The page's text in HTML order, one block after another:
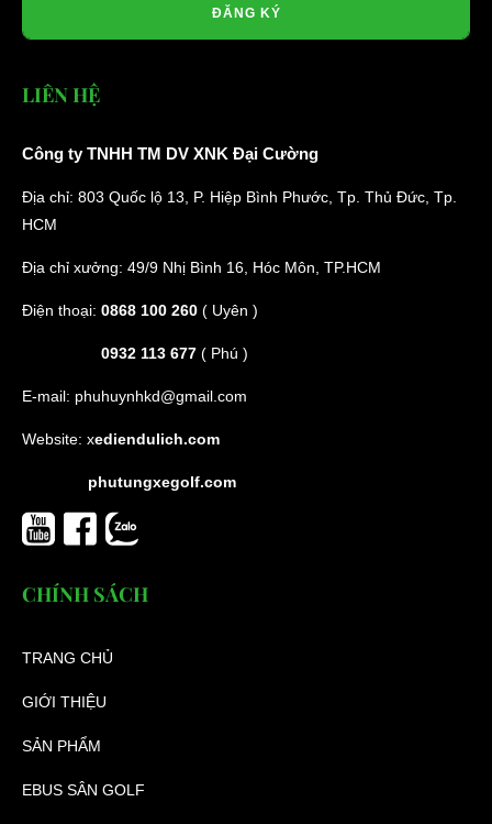
ĐĂNG KÝ
LIÊN HỆ
Công ty TNHH TM DV XNK Đại Cường
Địa chỉ: 803 Quốc lộ 13, P. Hiệp Bình Phước, Tp. Thủ Đức, Tp.
HCM
Địa chỉ xưởng: 49/9 Nhị Bình 16, Hóc Môn, TP.HCM
Điện thoại: 0868 100 260 ( Uyên )
0932 113 677 ( Phú )
E-mail: phuhuynhkd@gmail.com
Website: xediendulich.com
phutungxegolf.com
CHÍNH SÁCH
TRANG CHỦ
GIỚI THIỆU
SẢN PHẨM
EBUS SÂN GOLF